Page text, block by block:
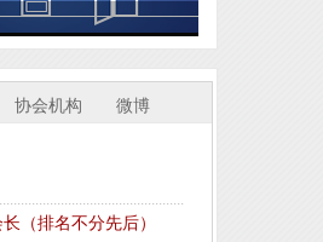
协会机构 微博
（排名不分先后）